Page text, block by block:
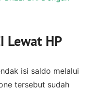
Lewat HP
isi saldo melalui
tersebut sudah